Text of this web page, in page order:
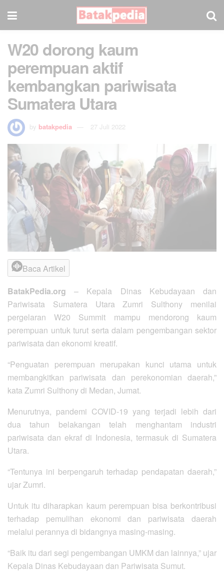
W20 dorong kaum
perempuan aktif
kembangkan pariwisata
Sumatera Utara
by batakpedia 27 Juli 2022
Baca Artikel
BatakPedia.org– Kepala Dinas Kebudayaan dan
Pariwisata Sumatera Utara Zumri Sulthony menilai
pergelaran W20 Summit mampu mendorong kaum
perempuan untuk turut serta dalam pengembangan sektor
pariwisata dan ekonomi kreatif.
“Penguatan perempuan merupakan kunci utama untuk
membangkitkan pariwisata dan perekonomian daerah,”
kata Zumri Sulthony di Medan, Jumat.
Menurutnya, pandemi COVID-19 yang terjadi lebih dari
dua tahun belakangan telah menghantam industri
pariwisata dan ekraf di Indonesia, termasuk di Sumatera
Utara.
“Tentunya ini berpengaruh terhadap pendapatan daerah,”
ujar Zumri.
Untuk itu diharapkan kaum perempuan bisa berkontribusi
terhadap pemulihan ekonomi dan pariwisata daerah
melalui perannya di bidangnya masing-masing.
“Baik itu dari segi pengembangan UMKM dan lainnya,” ujar
Kepala Dinas Kebudayaan dan Pariwisata Sumut.